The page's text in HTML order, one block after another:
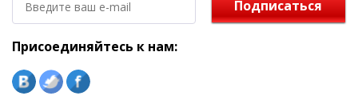
Подписаться
Присоединяйтесь к нам: